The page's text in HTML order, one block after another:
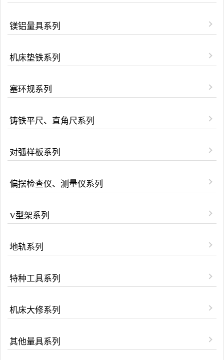
镁铝量具系列
机床垫铁系列
塞环规系列
铸铁平尺、直角尺系列
对弧样板系列
偏摆检查仪、测量仪系列
V型架系列
地轨系列
特种工具系列
机床大修系列
其他量具系列